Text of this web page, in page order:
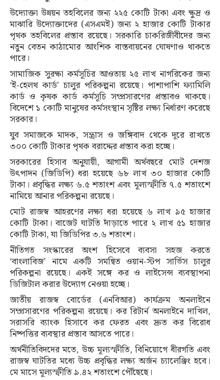
উদ্যোক্তা উন্নয়ন তহবিলের জন্য ২২৫ কোটি টাকা এবং ক্ষুদ্র ও
মাঝারি উদ্যোক্তাদের (এসএমই) জন্য ২ হাজার কোটি টাকার
পৃথক তহবিলের প্রস্তাব রয়েছে। সরকারি চাকরিজীবীদের জন্য
নতুন বেতন কাঠামোর আংশিক বাস্তবায়নের ঘোষণাও থাকতে
পারে।
সামাজিক সুরক্ষা কর্মসূচির আওতায় ২৫ লাখ নাগরিকের জন্য
‘ই-হেলথ কার্ড’ চালুর পরিকল্পনা রয়েছে। পাশাপাশি ফ্যামিলি
কার্ড ও কৃষক কার্ড কর্মসূচি সম্প্রসারণের প্রস্তাবও থাকছে।
বিদেশে ১ কোটি মানুষের কর্মসংস্থান সৃষ্টির লক্ষ্য নির্ধারণ করেছে
সরকার।
যুব সমাজকে মাদক, সন্ত্রাস ও জঙ্গিবাদ থেকে দূরে রাখতে
৩০০ কোটি টাকার পৃথক বরাদ্দের প্রস্তাব করা হচ্ছে।
সরকারের হিসাব অনুযায়ী, আগামী অর্থবছরে মোট দেশজ
উৎপাদন (জিডিপি) ধরা হয়েছে ৬৮ লাখ ৩০ হাজার কোটি
টাকা। প্রবৃদ্ধির লক্ষ্য ৬.৫ শতাংশ এবং মূল্যস্ফীতি ৭.৫ শতাংশে
নামিয়ে আনার পরিকল্পনা রয়েছে।
মোট রাজস্ব আহরণের লক্ষ্য ধরা হয়েছে ৬ লাখ ৯৫ হাজার
কোটি টাকা। বাজেট ঘাটতি দাঁড়াতে পারে ২ লাখ ৫১ হাজার
কোটি টাকা, যা জিডিপির ৩.৬ শতাংশ।
নীতিগত সংস্কারের অংশ হিসেবে ব্যবসা সহজ করতে
‘বাংলাবিজ’ নামে একটি সমন্বিত ওয়ান-স্টপ সার্ভিস চালুর
পরিকল্পনা রয়েছে। একই সঙ্গে কর ও লাইসেন্স ব্যবস্থাপনা
ডিজিটাল করার উদ্যোগ নেওয়া হচ্ছে।
জাতীয় রাজস্ব বোর্ডের (এনবিআর) কার্যক্রম অনলাইনে
সম্প্রসারণের পরিকল্পনা রয়েছে। কর রিটার্ন অনলাইনে দাখিল,
সরাসরি ব্যাংক হিসাবে কর ফেরত এবং দ্রুত কর বিরোধ
নিষ্পত্তির ব্যবস্থার প্রস্তাব আসতে পারে।
অর্থনীতিবিদদের মতে, উচ্চ মূল্যস্ফীতি, বিনিয়োগে ধীরগতি এবং
রাজস্ব ঘাটতির মধ্যে উচ্চ প্রবৃদ্ধির লক্ষ্য অর্জন চ্যালেঞ্জিং হবে।
মে মাসে মূল্যস্ফীতি ৯.৪২ শতাংশে পৌঁছেছে।